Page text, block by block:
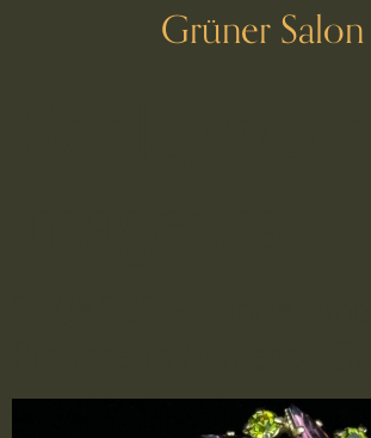
Grüner Salon